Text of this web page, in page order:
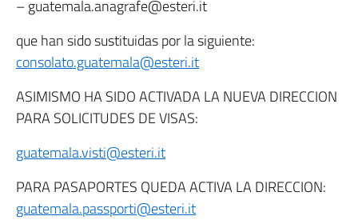
– guatemala.anagrafe@esteri.it
que han sido sustituidas por la siguiente:
consolato.guatemala@esteri.it
ASIMISMO HA SIDO ACTIVADA LA NUEVA DIRECCION
PARA SOLICITUDES DE VISAS:
guatemala.visti@esteri.it
PARA PASAPORTES QUEDA ACTIVA LA DIRECCION:
guatemala.passporti@esteri.it